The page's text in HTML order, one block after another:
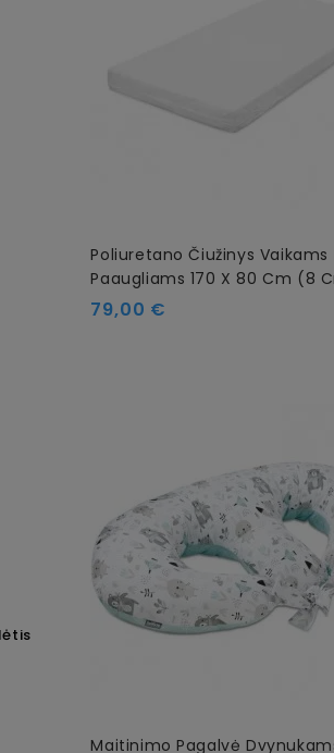
Poliuretano Čiužinys Vaikams
Paaugliams 170 X 80 Cm (8
79,00 €
Maitinimo Pagalvė